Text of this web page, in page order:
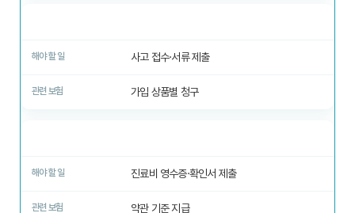
사고 접수·서류 제출
가입 상품별 청구
진료비 영수증·확인서 제출
약관 기준 지급